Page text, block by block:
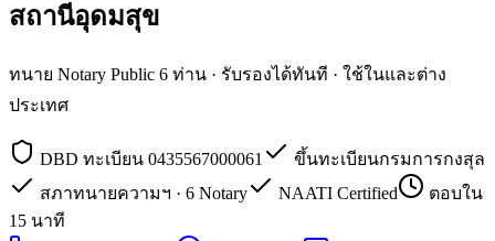
สถานีอุดมสุข
ทนาย Notary Public 6 ท่าน · รับรองได้ทันที · ใช้ในและต่าง
ประเทศ
DBD ทะเบียน 0435567000061
ขึ้นทะเบียนกรมการกงสุล
สภาทนายความฯ · 6 Notary
NAATI Certified
ตอบใน
15 นาที